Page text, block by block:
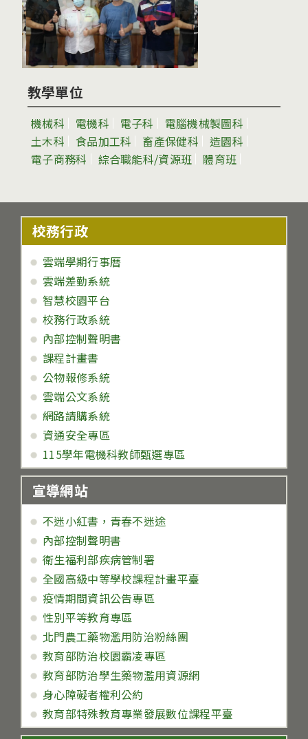
教學單位
機械科 電機科 電子科
電腦機械製圖科
土木科
食品加工科 畜產保健科
造園科
電子商務科
綜合職能科/資源班 體育班
校務行政
雲端學期行事曆
雲端差勤系統
智慧校園平台
校務行政系統
內部控制聲明書
課程計畫書
公物報修系統
雲端公文系統
網路請購系統
資通安全專區
115學年電機科教師甄選專區
宣導網站
不迷小紅書，青春不迷途
內部控制聲明書
衛生福利部疾病管制署
全國高級中等學校課程計畫平臺
疫情期間資訊公告專區
性別平等教育專區
北門農工藥物濫用防治粉絲團
教育部防治校園霸凌專區
教育部防治學生藥物濫用資源網
身心障礙者權利公約
教育部特殊教育專業發展數位課程平臺